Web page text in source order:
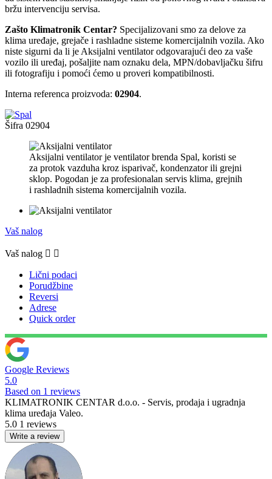
bržu intervenciju servisa.
Zašto Klimatronik Centar? Specijalizovani smo za delove za
klima uređaje, grejače i rashladne sisteme komercijalnih vozila. Ako
niste sigurni da li je Aksijalni ventilator odgovarajući deo za vaše
vozilo ili uređaj, pošaljite nam oznaku dela, MPN/dobavljačku šifru
ili fotografiju i pomoći ćemo u proveri kompatibilnosti.
Interna referenca proizvoda: 02904.
Šifra 02904
Aksijalni ventilator je ventilator brenda Spal, koristi se
za protok vazduha kroz isparivač, kondenzator ili grejni
sklop. Pogodan je za profesionalan servis klima, grejnih
i rashladnih sistema komercijalnih vozila.
Vaš nalog
Vaš nalog  
Lični podaci
Porudžbine
Reversi
Adrese
Quick order
Google Reviews
5.0
Based on 1 reviews
KLIMATRONIK CENTAR d.o.o. - Servis, prodaja i ugradnja
klima uređaja Valeo.
5.0 1 reviews
Write a review